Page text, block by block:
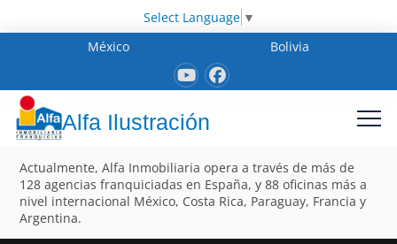
Select Language ▼
México
Bolivia
Alfa Ilustración
Actualmente, Alfa Inmobiliaria opera a través de más de
128 agencias franquiciadas en España, y 88 oficinas más a
nivel internacional México, Costa Rica, Paraguay, Francia y
Argentina.